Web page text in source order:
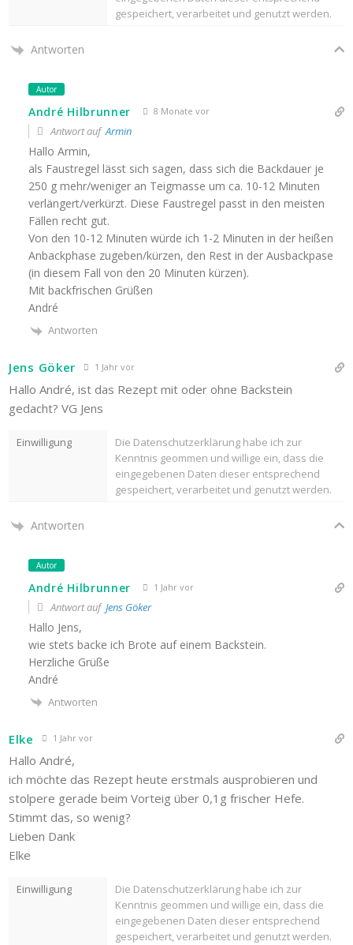
gespeichert, verarbeitet und genutzt werden.
Antworten
Autor
André Hilbrunner 8 Monate vor
Antwort aufArmin
Hallo Armin,
als Faustregel lässt sich sagen, dass sich die Backdauer je
250 g mehr/weniger an Teigmasse um ca. 10-12 Minuten
verlängert/verkürzt. Diese Faustregel passt in den meisten
Fällen recht gut.
Von den 10-12 Minuten würde ich 1-2 Minuten in der heißen
Anbackphase zugeben/kürzen, den Rest in der Ausbackpase
(in diesem Fall von den 20 Minuten kürzen).
Mit backfrischen Grüßen
André
Antworten
Jens Göker 1 Jahr vor
Hallo André, ist das Rezept mit oder ohne Backstein
gedacht? VG Jens
Einwilligung
Die Datenschutzerklärung habe ich zur
Kenntnis geommen und willige ein, dass die
eingegebenen Daten dieser entsprechend
gespeichert, verarbeitet und genutzt werden.
Antworten
Autor
André Hilbrunner 1 Jahr vor
Antwort auf Jens Göker
Hallo Jens,
wie stets backe ich Brote auf einem Backstein.
Herzliche Grüße
André
Antworten
Elke 1 Jahr vor
Hallo André,
ich möchte das Rezept heute erstmals ausprobieren und
stolpere gerade beim Vorteig über 0,1g frischer Hefe.
Stimmt das, so wenig?
Lieben Dank
Elke
Einwilligung
Die Datenschutzerklärung habe ich zur
Kenntnis geommen und willige ein, dass die
eingegebenen Daten dieser entsprechend
gespeichert, verarbeitet und genutzt werden.